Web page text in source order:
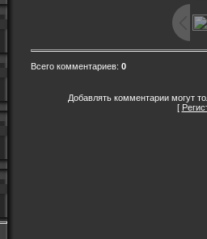
Всего комментариев: 0
Добавлять комментарии могут
[